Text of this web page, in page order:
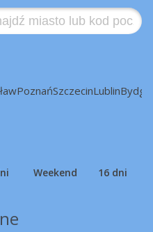
PoznańSzczecinLublin
Weekend 16 dni